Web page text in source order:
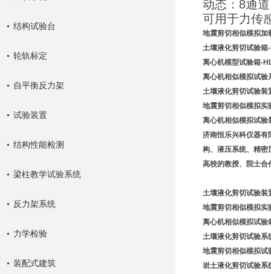
结构试验台
轮轨标定
自平衡反力架
试验装置
结构性能检测
梁柱教学试验系统
反力架系统
力学检验
装配式建筑
动态：8通
可用于力传
地震剪切相似模拟加
土壤液化剪切试验箱
离心机模型试验箱-
离心机相似模拟试验
土壤液化剪切试验装
地震剪切相似模拟实
离心机相似模拟试验
济南恒乐兴科仪器有
构、液压系统、精密
高校的教授、院士合
土壤液化剪切试验装
地震剪切相似模拟实
离心机相似模拟试验
土壤液化剪切试验系
地震剪切相似模拟试
岩土液化剪切试验系